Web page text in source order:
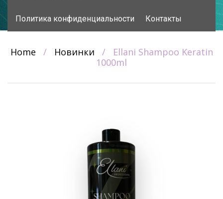
Политика конфиденциальности Контакты
Home / Новинки /
Ellani Shampoo Keratin
1000ml